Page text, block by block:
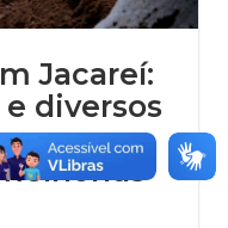
Jacareí:
diversos